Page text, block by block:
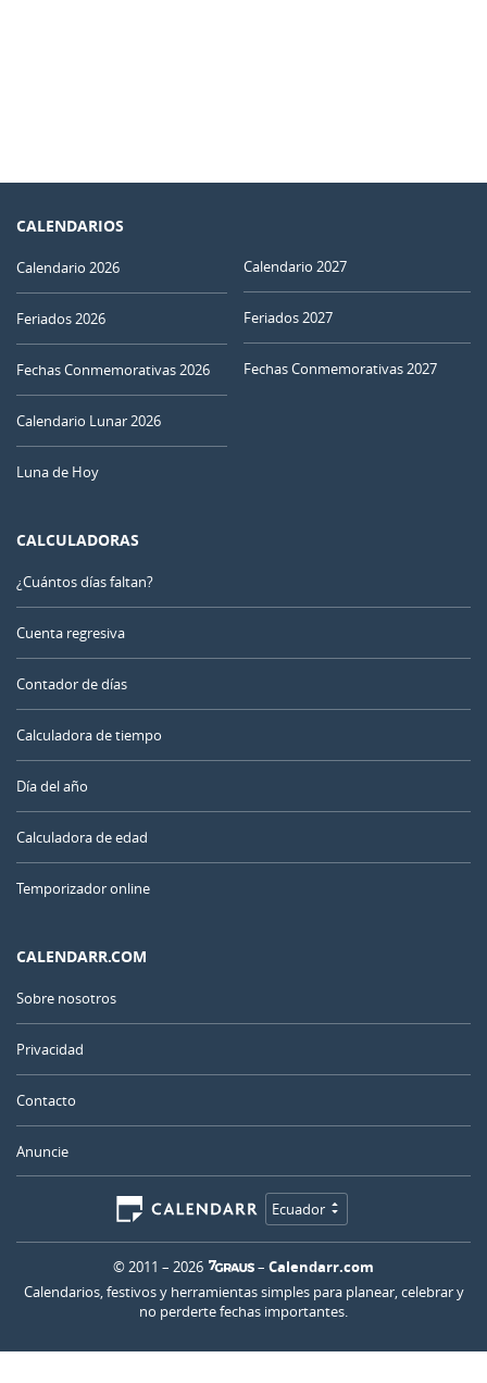
CALENDARIOS
Calendario 2026
Feriados 2026
Fechas Conmemorativas 2026
Calendario Lunar 2026
Luna de Hoy
Calendario 2027
Feriados 2027
Fechas Conmemorativas 2027
CALCULADORAS
¿Cuántos días faltan?
Cuenta regresiva
Contador de días
Calculadora de tiempo
Día del año
Calculadora de edad
Temporizador online
CALENDARR.COM
Sobre nosotros
Privacidad
Contacto
Anuncie
Ecuador
© 2011 – 2026 – Calendarr.com
Calendarios, festivos y herramientas simples para planear, celebrar y
no perderte fechas importantes.